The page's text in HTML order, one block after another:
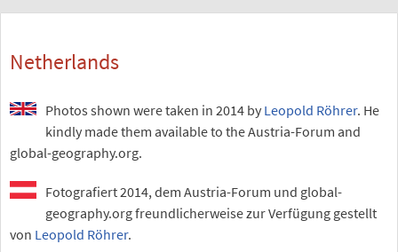
Netherlands
Photos shown were taken in 2014 by Leopold Röhrer. He
kindly made them available to the Austria-Forum and
global-geography.org.
Fotografiert 2014, dem Austria-Forum und global-
geography.org freundlicherweise zur Verfügung gestellt
von Leopold Röhrer.